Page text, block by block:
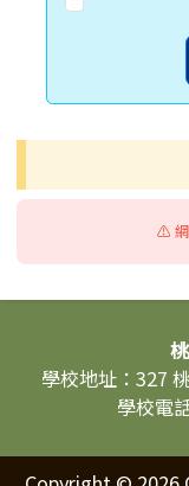
⚠️ 網
頁尾區域內容
學校地址：327
學校電